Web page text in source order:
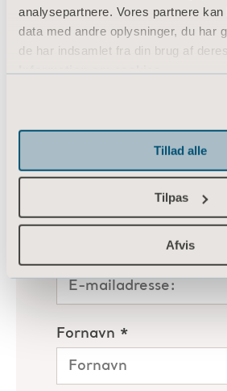
analysepartnere. Vores partnere
data med andre oplysninger, du har
de har indsamlet fra din brug af
Tillad alle
Tilpas
Afvis